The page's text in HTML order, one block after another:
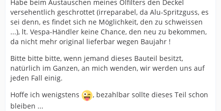
Habe beim Austauschen meines Ölfilters den Deckel
versehentlich geschrottet (irreparabel, da Alu-Spritzguss, es
sei denn, es findet sich ne Möglichkeit, den zu schweissen
...), lt. Vespa-Händler keine Chance, den neu zu bekommen,
da nicht mehr original lieferbar wegen Baujahr !
Bitte bitte bitte, wenn jemand dieses Bauteil besitzt,
natürlich im Ganzen, an mich wenden, wir werden uns auf
jeden Fall einig.
Hoffe ich wenigstens
, bezahlbar sollte dieses Teil schon
bleiben ...